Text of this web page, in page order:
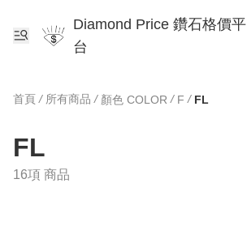
Diamond Price 鑽石格價平
台
首頁 / 所有商品 / 顏色 COLOR / F / FL
FL
16項 商品